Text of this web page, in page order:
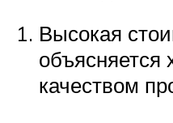
Высокая
качеством